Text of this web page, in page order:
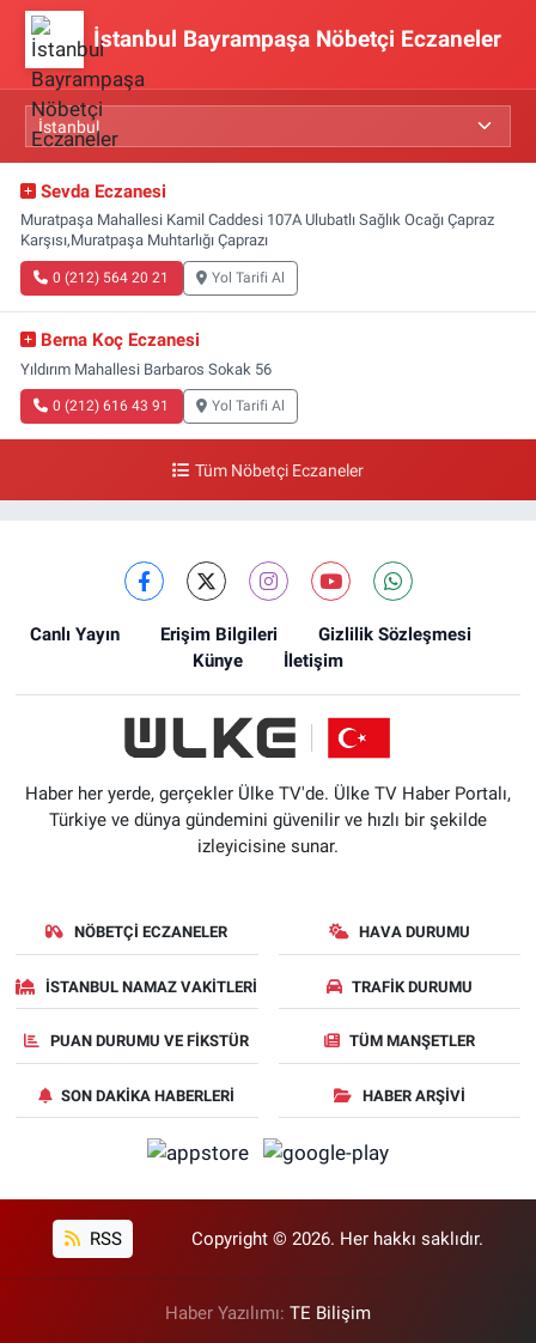
İstanbul Bayrampaşa Nöbetçi Eczaneler
Sevda Eczanesi
Muratpaşa Mahallesi Kamil Caddesi 107A Ulubatlı Sağlık Ocağı Çapraz
Karşısı,Muratpaşa Muhtarlığı Çaprazı
0 (212) 564 20 21 Yol Tarifi Al
Berna Koç Eczanesi
Yıldırım Mahallesi Barbaros Sokak 56
0 (212) 616 43 91 Yol Tarifi Al
Tüm Nöbetçi Eczaneler
Canlı Yayın Erişim Bilgileri
Gizlilik Sözleşmesi
Künye
İletişim
Haber her yerde, gerçekler Ülke TV'de. Ülke TV Haber Portalı,
Türkiye ve dünya gündemini güvenilir ve hızlı bir şekilde
izleyicisine sunar.
NÖBETÇI ECZANELER HAVA DURUMU
İSTANBUL NAMAZ VAKITLERI TRAFIK DURUMU
PUAN DURUMU VE FIKSTÜR TÜM MANŞETLER
SON DAKIKA HABERLERI HABER ARŞIVI
RSS Copyright © 2026. Her hakkı saklıdır.
Haber Yazılımı: TE Bilişim